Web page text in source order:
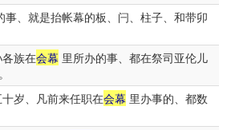
事、就是抬帐幕的板、闩、柱子、和带卯
族在会幕 里所办的事、都在祭司亚伦儿
岁、凡前来任职在会幕 里办事的、都数